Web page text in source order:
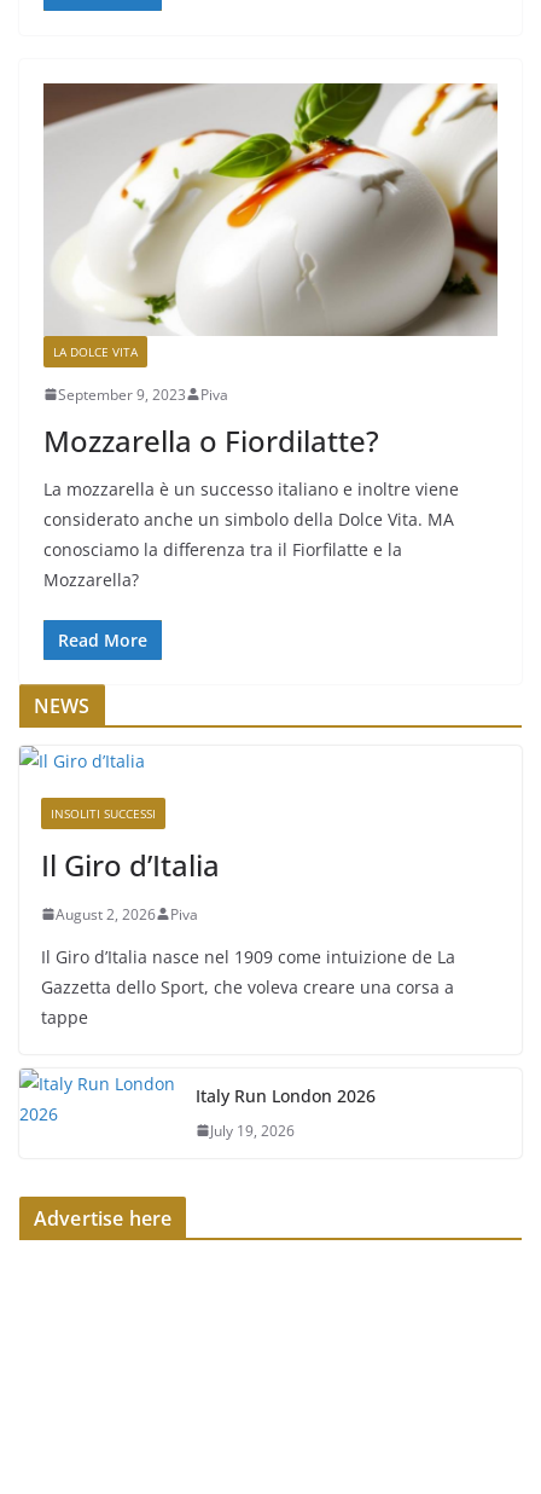
LA DOLCE VITA
September 9, 2023 Piva
Mozzarella o Fiordilatte?
La mozzarella è un successo italiano e inoltre viene
considerato anche un simbolo della Dolce Vita. MA
conosciamo la differenza tra il Fiorfilatte e la
Mozzarella?
Read More
NEWS
INSOLITI SUCCESSI
Il Giro d’Italia
August 2, 2026 Piva
Il Giro d’Italia nasce nel 1909 come intuizione de La
Gazzetta dello Sport, che voleva creare una corsa a
tappe
Italy Run London 2026
July 19, 2026
Advertise here